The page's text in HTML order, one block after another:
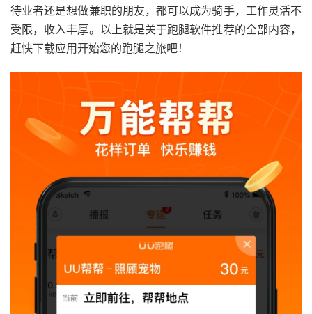
待业者还是想做兼职的朋友，都可以成为骑手，工作灵活不
受限，收入丰厚。以上就是关于跑腿软件推荐的全部内容，
赶快下载应用开始您的跑腿之旅吧！